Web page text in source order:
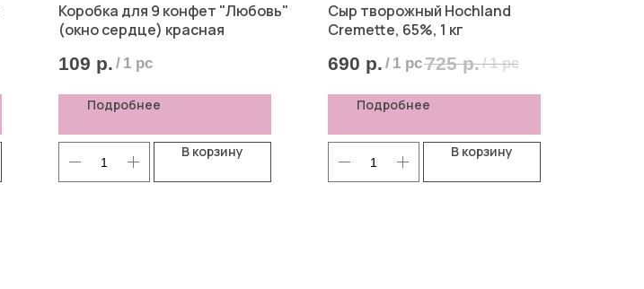
Коробка для 9 конфет "Любовь"
(окно сердце) красная
109 р. / 1 pc
Подробнее
В корзину
Сыр творожный Hochland
Cremette, 65%, 1 кг
690 р. / 1 pc725 р./1 pc
Подробнее
В корзину